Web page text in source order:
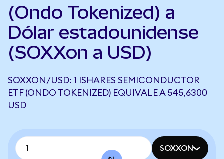
(Ondo Tokenized) a
Dólar estadounidense
(SOXXon a USD)
SOXXON/USD: 1 ISHARES SEMICONDUCTOR
ETF (ONDO TOKENIZED) EQUIVALE A 545,6300
USD
SOXXON